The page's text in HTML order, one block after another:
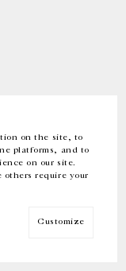
on the site, to
platforms, and to
on our site.
others require your
Customize